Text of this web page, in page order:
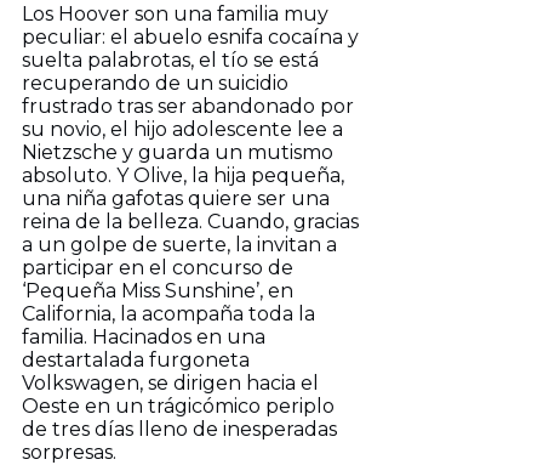
Los Hoover son una familia muy
peculiar: el abuelo esnifa cocaína y
suelta palabrotas, el tío se está
recuperando de un suicidio
frustrado tras ser abandonado por
su novio, el hijo adolescente lee a
Nietzsche y guarda un mutismo
absoluto. Y Olive, la hija pequeña,
una niña gafotas quiere ser una
reina de la belleza. Cuando, gracias
a un golpe de suerte, la invitan a
participar en el concurso de
‘Pequeña Miss Sunshine’, en
California, la acompaña toda la
familia. Hacinados en una
destartalada furgoneta
Volkswagen, se dirigen hacia el
Oeste en un trágicómico periplo
de tres días lleno de inesperadas
sorpresas.